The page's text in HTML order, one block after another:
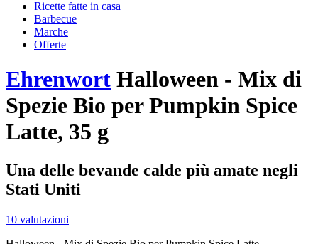
Ricette fatte in casa
Barbecue
Marche
Offerte
Ehrenwort Halloween - Mix di
Spezie Bio per Pumpkin Spice
Latte, 35 g
Una delle bevande calde più amate negli
Stati Uniti
10 valutazioni